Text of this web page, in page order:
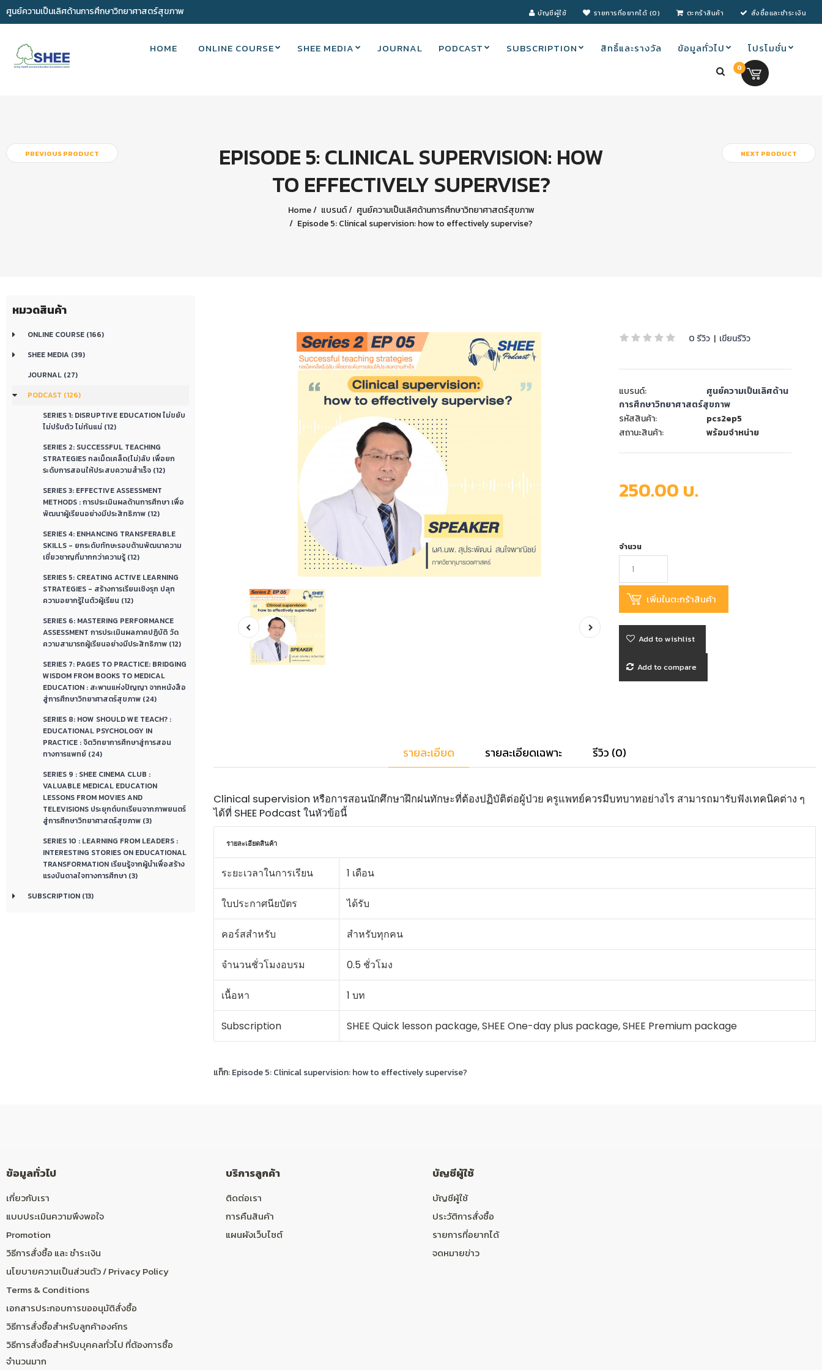
ศูนย์ความเป็นเลิศด้านการศึกษาวิทยาศาสตร์สุขภาพ บัญชีผู้ใช้ รายการที่อยากได้ (0) ตะกร้าสินค้า สั่งซื้อและชำระเงิน
HOME ONLINE COURSE SHEE MEDIA JOURNAL PODCAST SUBSCRIPTION สิทธิ์และรางวัล ข้อมูลทั่วไป โปรโมชั่น
0
PREVIOUS PRODUCT
EPISODE 5: CLINICAL SUPERVISION: HOW
TO EFFECTIVELY SUPERVISE?
Home แบรนด์
ศูนย์ความเป็นเลิศด้านการศึกษาวิทยาศาสตร์สุขภาพ
Episode 5: Clinical supervision: how to effectively supervise?
NEXT PRODUCT
หมวดสินค้า
ONLINE COURSE (166)
SHEE MEDIA (39)
JOURNAL (27)
PODCAST (126)
SERIES 1: DISRUPTIVE EDUCATION ไม่ขยับ
ไม่ปรับตัว ไม่ทันแน่ (12)
SERIES 2: SUCCESSFUL TEACHING
STRATEGIES กลเม็ดเคล็ด(ไม่)ลับ เพื่อยก
ระดับการสอนให้ประสบความสำเร็จ (12)
SERIES 3: EFFECTIVE ASSESSMENT
METHODS : การประเมินผลด้านการศึกษา เพื่อ
พัฒนาผู้เรียนอย่างมีประสิทธิภาพ (12)
SERIES 4: ENHANCING TRANSFERABLE
SKILLS - ยกระดับทักษะรอบด้านพัฒนาความ
เชี่ยวชาญที่มากกว่าความรู้ (12)
SERIES 5: CREATING ACTIVE LEARNING
STRATEGIES - สร้างการเรียนเชิงรุก ปลุก
ความอยากรู้ในตัวผู้เรียน (12)
SERIES 6: MASTERING PERFORMANCE
ASSESSMENT การประเมินผลภาคปฏิบัติ วัด
ความสามารถผู้เรียนอย่างมีประสิทธิภาพ (12)
SERIES 7: PAGES TO PRACTICE: BRIDGING
WISDOM FROM BOOKS TO MEDICAL
EDUCATION : สะพานแห่งปัญญา จากหนังสือ
สู่การศึกษาวิทยาศาสตร์สุขภาพ (24)
SERIES 8: HOW SHOULD WE TEACH? :
EDUCATIONAL PSYCHOLOGY IN
PRACTICE : จิตวิทยาการศึกษาสู่การสอน
ทางการแพทย์ (24)
SERIES 9 : SHEE CINEMA CLUB :
VALUABLE MEDICAL EDUCATION
LESSONS FROM MOVIES AND
TELEVISIONS ประยุกต์บทเรียนจากภาพยนตร์
สู่การศึกษาวิทยาศาสตร์สุขภาพ (3)
SERIES 10 : LEARNING FROM LEADERS :
INTERESTING STORIES ON EDUCATIONAL
TRANSFORMATION เรียนรู้จากผู้นำเพื่อสร้าง
แรงบันดาลใจทางการศึกษา (3)
SUBSCRIPTION (13)
0 รีวิว | เขียนรีวิว
แบรนด์:
ศูนย์ความเป็นเลิศด้าน
การศึกษาวิทยาศาสตร์สุขภาพ
รหัสสินค้า:
pcs2ep5
สถานะสินค้า:
พร้อมจำหน่าย
250.00 บ.
จำนวน
Add to wishlist
Add to compare
รายละเอียด รายละเอียดเฉพาะ รีวิว (0)
Clinical supervision หรือการสอนนักศึกษาฝึกฝนทักษะที่ต้องปฏิบัติต่อผู้ป่วย ครูแพทย์ควรมีบทบาทอย่างไร สามารถมารับฟังเทคนิคต่าง ๆ
ได้ที่ SHEE Podcast ในหัวข้อนี้
รายละเอียดสินค้า
ระยะเวลาในการเรียน 1 เดือน
ใบประกาศนียบัตร ได้รับ
คอร์สสำหรับ สำหรับทุกคน
จำนวนชั่วโมงอบรม 0.5 ชั่วโมง
เนื้อหา 1 บท
Subscription SHEE Quick lesson package, SHEE One-day plus package, SHEE Premium package
แท็ก:Episode 5: Clinical supervision: how to effectively supervise?
ข้อมูลทั่วไป
เกี่ยวกับเรา
แบบประเมินความพึงพอใจ
Promotion
วิธีการสั่งซื้อ และ ชำระเงิน
นโยบายความเป็นส่วนตัว / Privacy Policy
Terms & Conditions
เอกสารประกอบการขออนุมัติสั่งซื้อ
วิธีการสั่งซื้อสำหรับลูกค้าองค์กร
วิธีการสั่งซื้อสำหรับบุคคลทั่วไป ที่ต้องการซื้อ
จำนวนมาก
บริการลูกค้า
ติดต่อเรา
การคืนสินค้า
แผนผังเว็บไซต์
บัญชีผู้ใช้
บัญชีผู้ใช้
ประวัติการสั่งซื้อ
รายการที่อยากได้
จดหมายข่าว